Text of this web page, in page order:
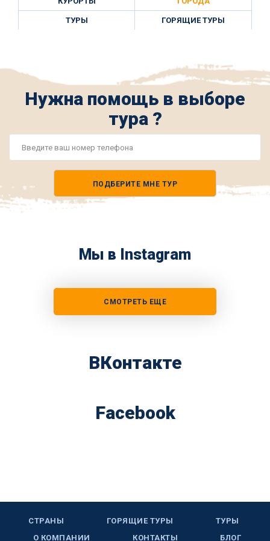
ТУРЫ ГОРЯЩИЕ ТУРЫ
Нужна помощь в выборе
тура ?
ПОДБЕРИТЕ МНЕ ТУР
Мы в Instagram
СМОТРЕТЬ ЕЩЕ
ВКонтакте
Facebook
СТРАНЫ ГОРЯЩИЕ ТУРЫ
ТУРЫ
О КОМПАНИИ
КОНТАКТЫ БЛОГ